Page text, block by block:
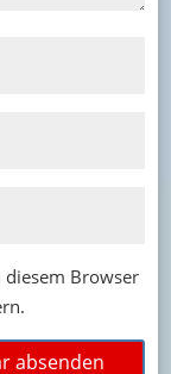
diesem Browser